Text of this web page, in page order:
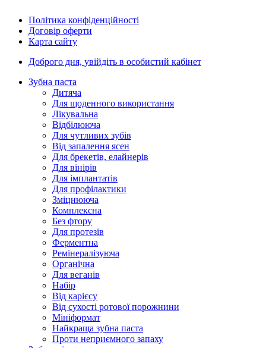
Політика конфіденційності
Договір оферти
Карта сайту
Доброго дня, увійдіть в особистий кабінет
Зубна паста
Дитяча
Для щоденного використання
Лікувальна
Відбілююча
Для чутливих зубів
Від запалення ясен
Для брекетів, елайнерів
Для вінірів
Для імплантатів
Для профілактики
Зміцнююча
Комплексна
Без фтору
Для протезів
Ферментна
Ремінералізуюча
Органічна
Для веганів
Набір
Від карієсу
Від сухості ротової порожнини
Мініформат
Найкраща зубна паста
Проти неприємного запаху